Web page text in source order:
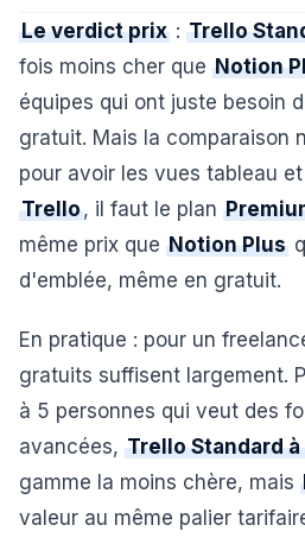
Le verdict prix : Trello
fois moins cher que Notion
équipes qui ont juste besoin
gratuit. Mais la comparaison
pour avoir les vues tableau
Trello, il faut le plan
même prix que Notion Plus
d'emblée, même en gratuit.
En pratique : pour un
gratuits suffisent largement.
à 5 personnes qui veut des
avancées, Trello Standard à
gamme la moins chère, mais
valeur au même palier